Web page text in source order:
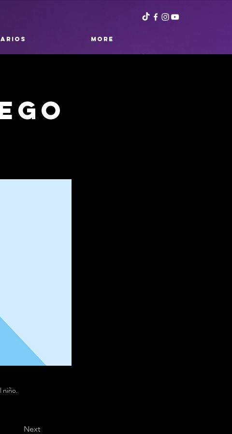
More
niño.
Next